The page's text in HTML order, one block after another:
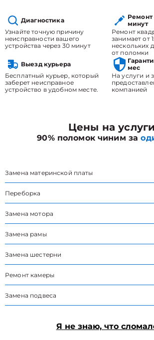
Диагностика
Узнайте точную причину
неисправности вашего
устройства через 30 минут
Ремонт
минут
Ремонт
занимает от
нескольких
от поломки
Выезд курьера
Бесплатный курьер, который
заберет неисправное
устройство в удобном месте.
мес
На услуги и
компанией
Цены на услуги
90% поломок чиним за
Замена материнской платы
Переборка
Замена мотора
Замена рамы
Замена шестерни
Ремонт камеры
Замена подвеса
Я не знаю, что